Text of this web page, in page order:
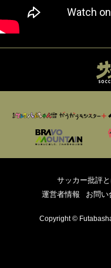
サッカー批評
運営者情報
お問い
Copyright ©